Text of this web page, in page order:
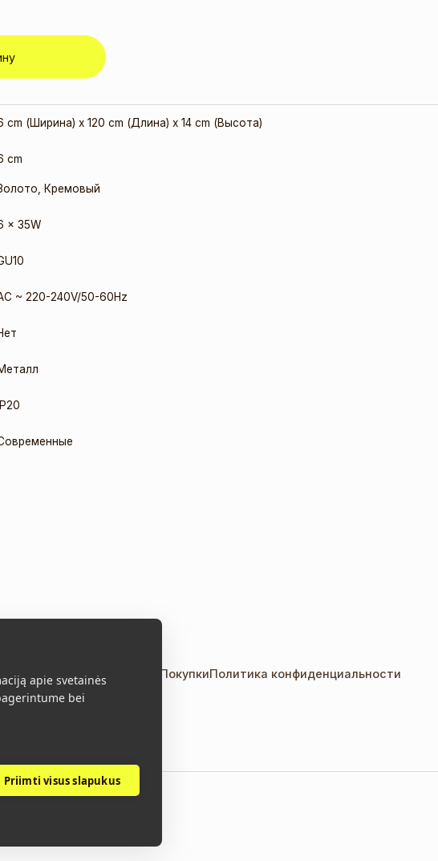
cm (Ширина) x 120 cm (Длина) x 14 cm (Высота)
cm
Кремовый
x 35W
~ 220-240V/50-60Hz
IP20
О нас Контакты Правила ПокупкиПолитика конфиденциальности
apie svetainės
bei
Priimti visus slapukus